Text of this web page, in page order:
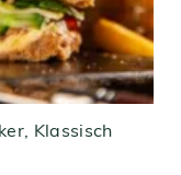
Klassisch